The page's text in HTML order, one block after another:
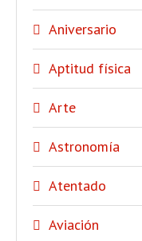
Aniversario
Aptitud física
Arte
Astronomía
Atentado
Aviación